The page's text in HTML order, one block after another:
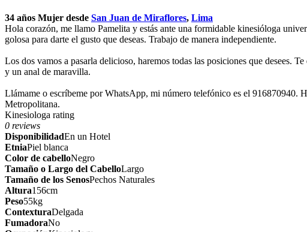
34 años Mujer desde San Juan de Miraflores, Lima
Hola corazón, me llamo Pamelita y estás ante una formidable kinesióloga
golosa para darte el gusto que deseas. Trabajo de manera independiente.
Los dos vamos a pasarla delicioso, haremos todas las posiciones que desees.
y un anal de maravilla.
Llámame o escríbeme por WhatsApp, mi número telefónico es el 916870940.
Metropolitana.
Kinesiologa rating
0 reviews
DisponibilidadEn un Hotel
EtniaPiel blanca
Color de cabelloNegro
Tamaño o Largo del CabelloLargo
Tamaño de los SenosPechos Naturales
Altura156cm
Peso55kg
ContexturaDelgada
FumadoraNo